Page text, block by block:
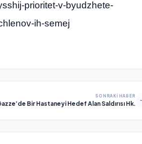
prioritet-v-byudzhete-
ih-semej
SONRAKI HABER
Bir Hastaneyi Hedef Alan Saldırısı Hk.